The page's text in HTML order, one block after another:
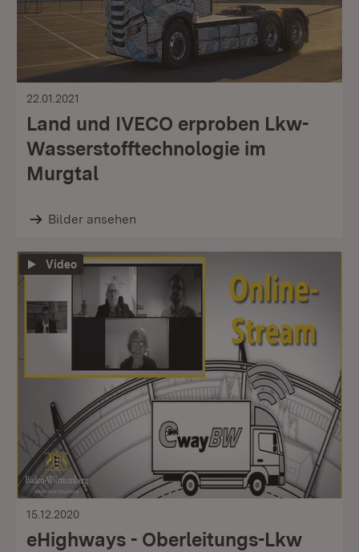
22.01.2021
Land und IVECO erproben Lkw-
Wasserstofftechnologie im
Murgtal
Bilder ansehen
Video
15.12.2020
eHighways - Oberleitungs-Lkw